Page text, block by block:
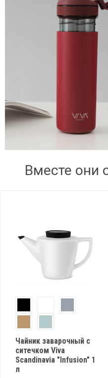
Вместе они
Чайник заварочный с
ситечком Viva
Scandinavia "Infusion" 1
л